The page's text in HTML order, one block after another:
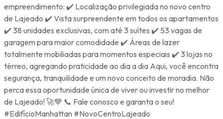
empreendimento: ✔️ Localização privilegiada no novo centro
de Lajeado ✔️ Vista surpreendente em todos os apartamentos
✔️ 38 unidades exclusivas, com até 3 suítes ✔️ 53 vagas de
garagem para maior comodidade ✔️ Áreas de lazer
totalmente mobiliadas para momentos especiais ✔️ 3 lojas no
térreo, agregando praticidade ao dia a dia Aqui, você encontra
segurança, tranquilidade e um novo conceito de moradia. Não
perca essa oportunidade única de viver ou investir no melhor
de Lajeado! 🚀💙 📞 Fale conosco e garanta o seu!
#EdifícioManhattan #NovoCentroLajeado